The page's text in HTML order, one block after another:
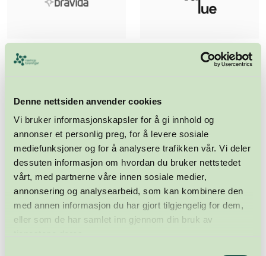
Denne nettsiden anvender cookies
Vi bruker informasjonskapsler for å gi innhold og
annonser et personlig preg, for å levere sosiale
mediefunksjoner og for å analysere trafikken vår. Vi deler
dessuten informasjon om hvordan du bruker nettstedet
vårt, med partnerne våre innen sosiale medier,
annonsering og analysearbeid, som kan kombinere den
med annen informasjon du har gjort tilgjengelig for dem,
eller som de har samlet inn gjennom din bruk av